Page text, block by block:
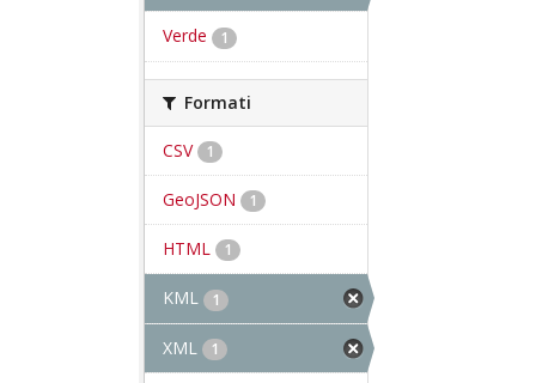
Verde 1
Formati
CSV 1
GeoJSON 1
HTML 1
KML 1
XML 1